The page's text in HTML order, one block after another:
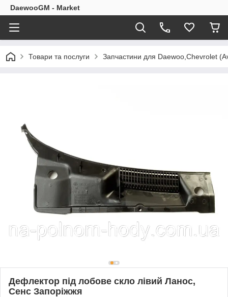
DaewooGM - Market
Товари та послуги Запчастини для Daewoo,Chevrolet
Дефлектор під лобове скло лівий Ланос,
Сенс Запоріжжя